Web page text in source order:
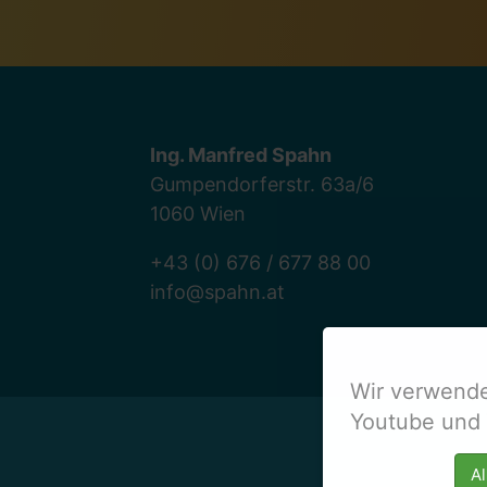
Ing. Manfred Spahn
Gumpendorferstr. 63a/6
1060 Wien
+43 (0) 676 / 677 88 00
info@spahn.at
Wir
Youtube